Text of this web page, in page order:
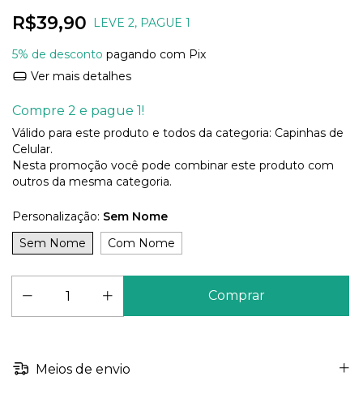
R$39,90 LEVE 2, PAGUE 1
5% de desconto pagando com Pix
Ver mais detalhes
Compre 2 e pague 1!
Válido para este produto e todos da categoria: Capinhas de
Celular.
Nesta promoção você pode combinar este produto com
outros da mesma categoria.
Personalização: Sem Nome
Sem Nome
Com Nome
Meios de envio